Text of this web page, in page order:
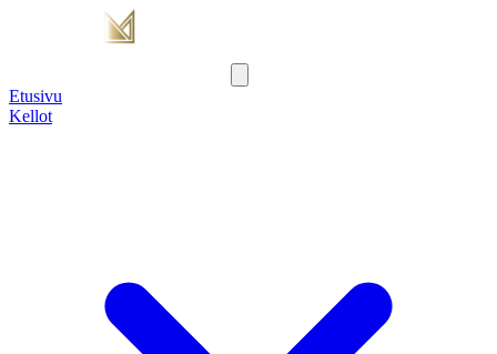
Etusivu
Kellot